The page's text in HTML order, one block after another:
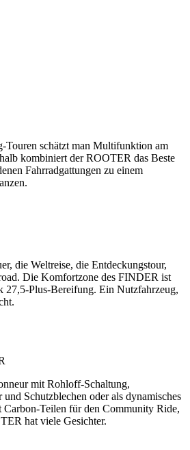
Touren schätzt man Multifunktion am
kombiniert der ROOTER das Beste
Fahrradgattungen zu einem
die Weltreise, die Entdeckungstour,
Die Komfortzone des FINDER ist
27,5-Plus-Bereifung. Ein Nutzfahrzeug,
mit Rohloff-Schaltung,
und Schutzblechen oder als dynamisches
Carbon-Teilen für den Community Ride,
hat viele Gesichter.